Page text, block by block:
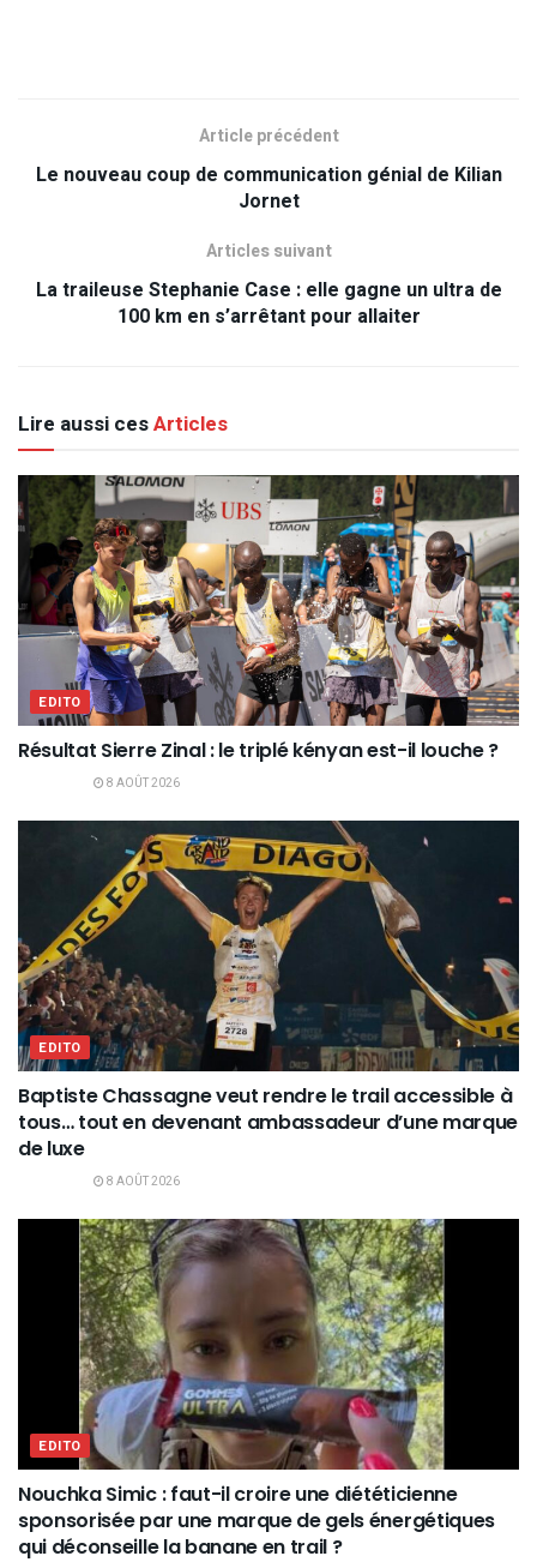
Article précédent
Le nouveau coup de communication génial de Kilian
Jornet
Articles suivant
La traileuse Stephanie Case : elle gagne un ultra de
100 km en s’arrêtant pour allaiter
Lire aussi cesArticles
EDITO
Résultat Sierre Zinal : le triplé kényan est-il louche ?
8 AOÛT 2026
EDITO
Baptiste Chassagne veut rendre le trail accessible à
tous… tout en devenant ambassadeur d’une marque
de luxe
8 AOÛT 2026
EDITO
Nouchka Simic : faut-il croire une diététicienne
sponsorisée par une marque de gels énergétiques
qui déconseille la banane en trail ?